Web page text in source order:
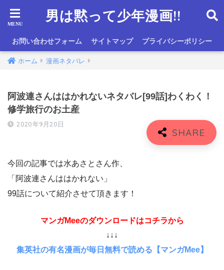
男は黙って少年漫画!!
お問い合わせフォーム サイトマップ プライバシーポリシー
ホーム 漫画ネタバレ
阿波連さんははかれないネタバレ[99話]わくわく！
修学旅行のお土産
2020年9月20日
今回の記事では水あさとさん作、
「阿波連さんははかれない」
99話について紹介させて頂きます！
マンガMeeのダウンロードはコチラから
↓↓↓
集英社の有名漫画が毎日無料で読める【マンガMee】